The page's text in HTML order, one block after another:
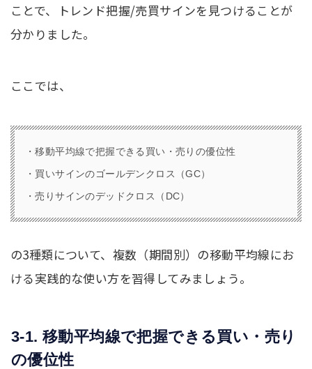
ことで、トレンド把握/売買サインを見つけることが
分かりました。
ここでは、
・移動平均線で把握できる買い・売りの優位性
・買いサインのゴールデンクロス（GC）
・売りサインのデッドクロス（DC）
の3種類について、複数（期間別）の移動平均線にお
ける実践的な使い方を習得してみましょう。
3-1. 移動平均線で把握できる買い・売り
の優位性